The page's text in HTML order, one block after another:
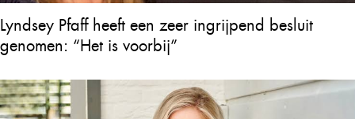
Lyndsey Pfaff heeft een zeer ingrijpend besluit
genomen: “Het is voorbij”